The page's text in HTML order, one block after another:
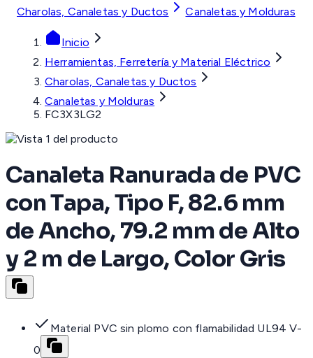
Charolas, Canaletas y Ductos
Canaletas y Molduras
Inicio
Herramientas, Ferretería y Material Eléctrico
Charolas, Canaletas y Ductos
Canaletas y Molduras
FC3X3LG2
Canaleta Ranurada de PVC
con Tapa, Tipo F, 82.6 mm
de Ancho, 79.2 mm de Alto
y 2 m de Largo, Color Gris
Material PVC sin plomo con flamabilidad UL94 V-
0